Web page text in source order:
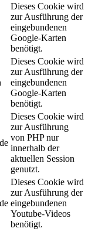
Dieses Cookie wird
zur Ausführung der
eingebundenen
Google-Karten
benötigt.
Dieses Cookie wird
zur Ausführung der
eingebundenen
Google-Karten
benötigt.
Dieses Cookie wird
zur Ausführung
von PHP nur
innerhalb der
aktuellen Session
genutzt.
Dieses Cookie wird
zur Ausführung der
eingebundenen
Youtube-Videos
benötigt.